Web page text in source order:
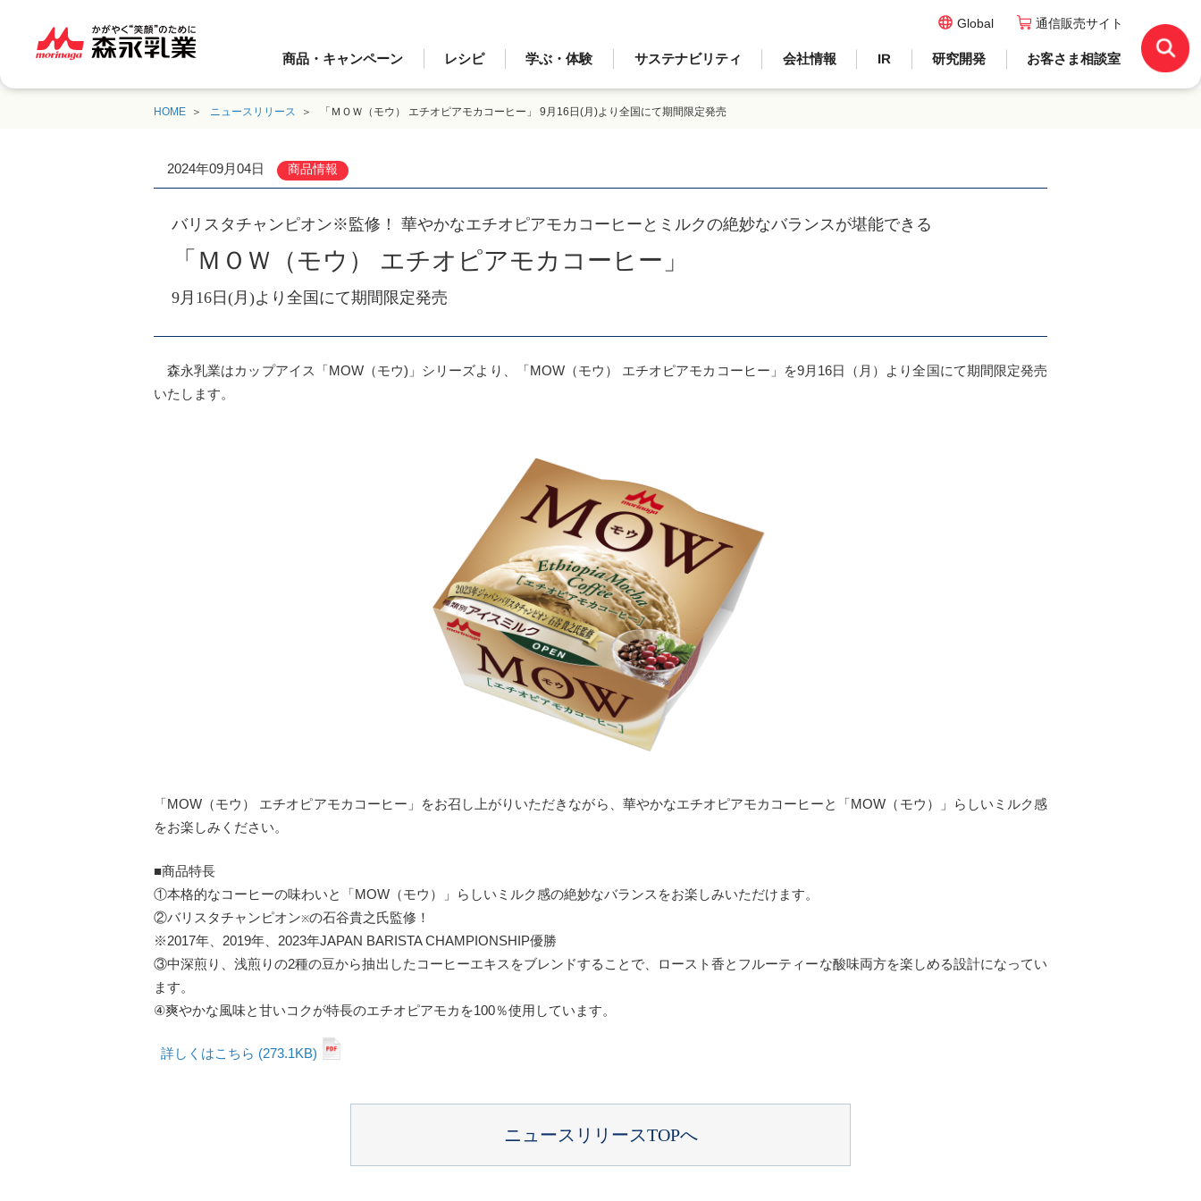
商品・キャンペーン レシピ 学ぶ・体験 サステナビリティ 会社情報 IR 研究開発 お客さま相談室
Global 通信販売サイト
HOME ニュースリリース 「ＭＯＷ（モウ） エチオピアモカコーヒー」 9月16日(月)より全国にて期間限定発売
2024年09月04日 商品情報
バリスタチャンピオン※監修！ 華やかなエチオピアモカコーヒーとミルクの絶妙なバランスが堪能できる
「ＭＯＷ（モウ） エチオピアモカコーヒー」
9月16日(月)より全国にて期間限定発売
森永乳業はカップアイス「MOW（モウ)」シリーズより、「MOW（モウ） エチオピアモカコーヒー」を9月16日（月）より全国にて期間限定発売
いたします。
「MOW（モウ） エチオピアモカコーヒー」をお召し上がりいただきながら、華やかなエチオピアモカコーヒーと「MOW（モウ）」らしいミルク感
をお楽しみください。
■商品特長
①本格的なコーヒーの味わいと「MOW（モウ）」らしいミルク感の絶妙なバランスをお楽しみいただけます。
②バリスタチャンピオン※の石谷貴之氏監修！
※2017年、2019年、2023年JAPAN BARISTA CHAMPIONSHIP優勝
③中深煎り、浅煎りの2種の豆から抽出したコーヒーエキスをブレンドすることで、ロースト香とフルーティーな酸味両方を楽しめる設計になってい
ます。
④爽やかな風味と甘いコクが特長のエチオピアモカを100％使用しています。
詳しくはこちら (273.1KB)
ニュースリリースTOPへ